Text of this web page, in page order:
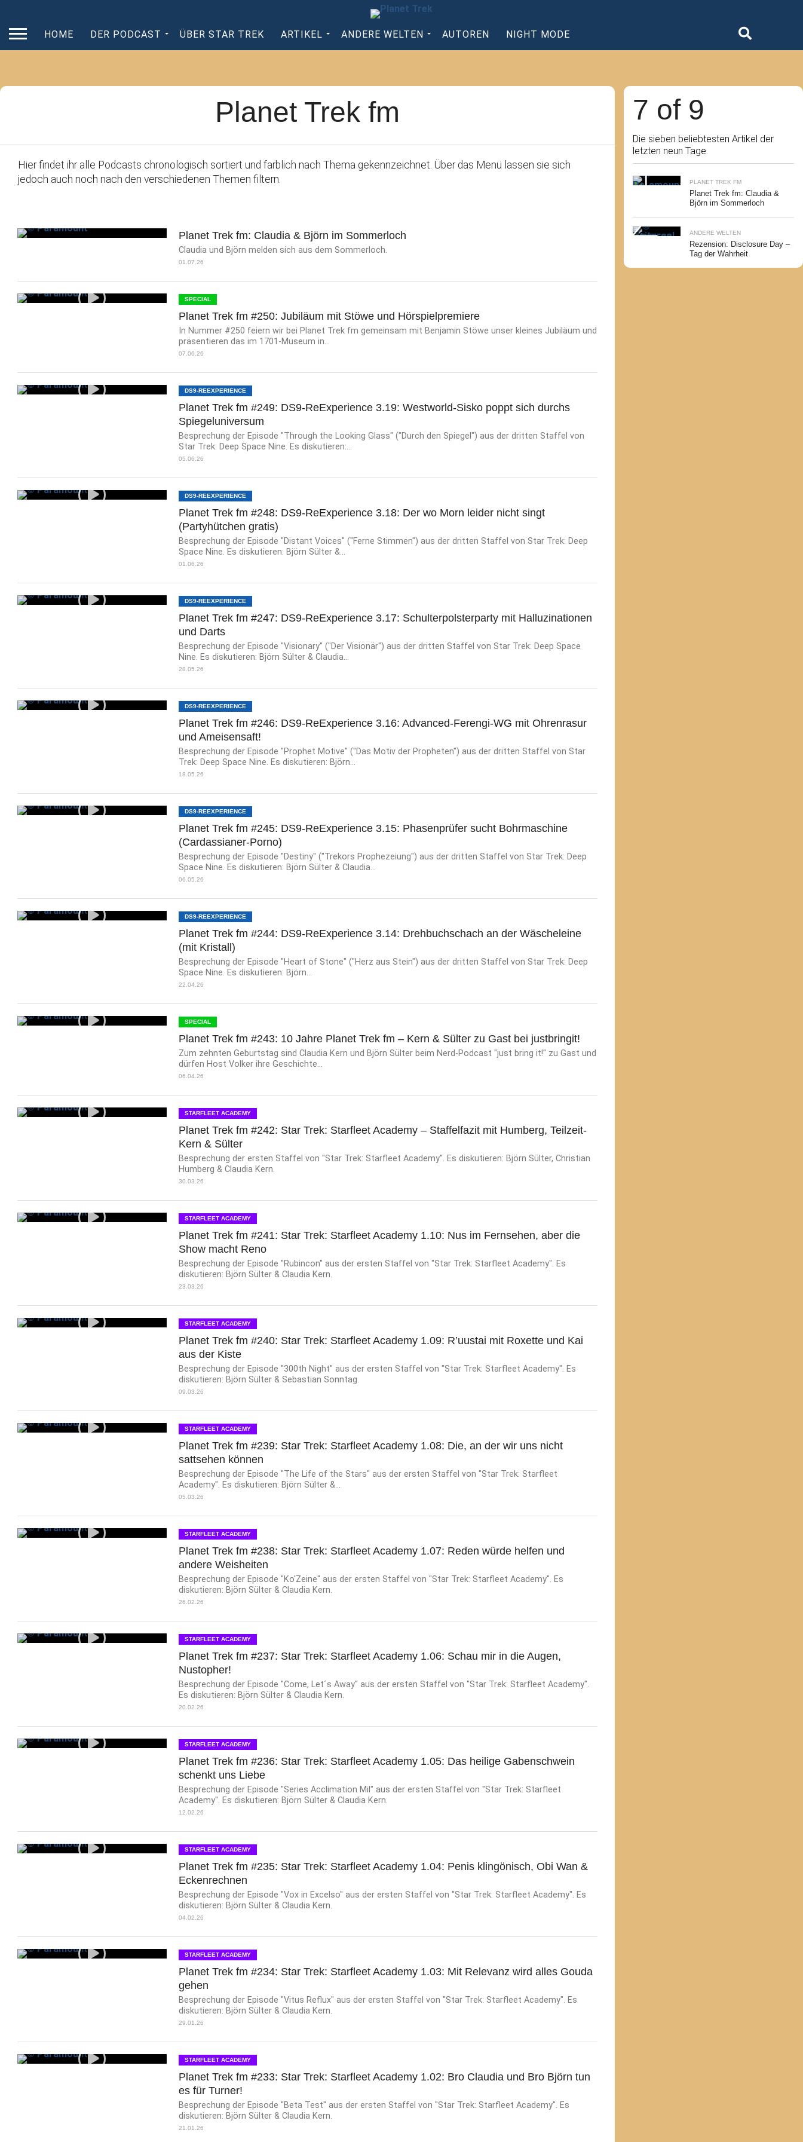
HOME DER PODCAST ÜBER STAR TREK ARTIKEL ANDERE WELTEN AUTOREN NIGHT MODE
Planet Trek fm
Hier findet ihr alle Podcasts chronologisch sortiert und farblich nach Thema gekennzeichnet. Über das Menü lassen sie sich
jedoch auch noch nach den verschiedenen Themen filtern.
Planet Trek fm: Claudia & Björn im Sommerloch
Claudia und Björn melden sich aus dem Sommerloch.
01.07.26
SPECIAL
Planet Trek fm #250: Jubiläum mit Stöwe und Hörspielpremiere
In Nummer #250 feiern wir bei Planet Trek fm gemeinsam mit Benjamin Stöwe unser kleines Jubiläum und
präsentieren das im 1701-Museum in...
07.06.26
DS9-REEXPERIENCE
Planet Trek fm #249: DS9-ReExperience 3.19: Westworld-Sisko poppt sich durchs
Spiegeluniversum
Besprechung der Episode "Through the Looking Glass" ("Durch den Spiegel") aus der dritten Staffel von
Star Trek: Deep Space Nine. Es diskutieren:...
05.06.26
DS9-REEXPERIENCE
Planet Trek fm #248: DS9-ReExperience 3.18: Der wo Morn leider nicht singt
(Partyhütchen gratis)
Besprechung der Episode "Distant Voices" ("Ferne Stimmen") aus der dritten Staffel von Star Trek: Deep
Space Nine. Es diskutieren: Björn Sülter &...
01.06.26
DS9-REEXPERIENCE
Planet Trek fm #247: DS9-ReExperience 3.17: Schulterpolsterparty mit Halluzinationen
und Darts
Besprechung der Episode "Visionary" ("Der Visionär") aus der dritten Staffel von Star Trek: Deep Space
Nine. Es diskutieren: Björn Sülter & Claudia...
28.05.26
DS9-REEXPERIENCE
Planet Trek fm #246: DS9-ReExperience 3.16: Advanced-Ferengi-WG mit Ohrenrasur
und Ameisensaft!
Besprechung der Episode "Prophet Motive" ("Das Motiv der Propheten") aus der dritten Staffel von Star
Trek: Deep Space Nine. Es diskutieren: Björn...
18.05.26
DS9-REEXPERIENCE
Planet Trek fm #245: DS9-ReExperience 3.15: Phasenprüfer sucht Bohrmaschine
(Cardassianer-Porno)
Besprechung der Episode "Destiny" ("Trekors Prophezeiung") aus der dritten Staffel von Star Trek: Deep
Space Nine. Es diskutieren: Björn Sülter & Claudia...
06.05.26
DS9-REEXPERIENCE
Planet Trek fm #244: DS9-ReExperience 3.14: Drehbuchschach an der Wäscheleine
(mit Kristall)
Besprechung der Episode "Heart of Stone" ("Herz aus Stein") aus der dritten Staffel von Star Trek: Deep
Space Nine. Es diskutieren: Björn...
22.04.26
SPECIAL
Planet Trek fm #243: 10 Jahre Planet Trek fm – Kern & Sülter zu Gast bei justbringit!
Zum zehnten Geburtstag sind Claudia Kern und Björn Sülter beim Nerd-Podcast "just bring it!" zu Gast und
dürfen Host Volker ihre Geschichte...
06.04.26
STARFLEET ACADEMY
Planet Trek fm #242: Star Trek: Starfleet Academy – Staffelfazit mit Humberg, Teilzeit-
Kern & Sülter
Besprechung der ersten Staffel von "Star Trek: Starfleet Academy". Es diskutieren: Björn Sülter, Christian
Humberg & Claudia Kern.
30.03.26
STARFLEET ACADEMY
Planet Trek fm #241: Star Trek: Starfleet Academy 1.10: Nus im Fernsehen, aber die
Show macht Reno
Besprechung der Episode "Rubincon" aus der ersten Staffel von "Star Trek: Starfleet Academy". Es
diskutieren: Björn Sülter & Claudia Kern.
23.03.26
STARFLEET ACADEMY
Planet Trek fm #240: Star Trek: Starfleet Academy 1.09: R’uustai mit Roxette und Kai
aus der Kiste
Besprechung der Episode "300th Night" aus der ersten Staffel von "Star Trek: Starfleet Academy". Es
diskutieren: Björn Sülter & Sebastian Sonntag.
09.03.26
STARFLEET ACADEMY
Planet Trek fm #239: Star Trek: Starfleet Academy 1.08: Die, an der wir uns nicht
sattsehen können
Besprechung der Episode "The Life of the Stars" aus der ersten Staffel von "Star Trek: Starfleet
Academy". Es diskutieren: Björn Sülter &...
05.03.26
STARFLEET ACADEMY
Planet Trek fm #238: Star Trek: Starfleet Academy 1.07: Reden würde helfen und
andere Weisheiten
Besprechung der Episode "Ko'Zeine" aus der ersten Staffel von "Star Trek: Starfleet Academy". Es
diskutieren: Björn Sülter & Claudia Kern.
26.02.26
STARFLEET ACADEMY
Planet Trek fm #237: Star Trek: Starfleet Academy 1.06: Schau mir in die Augen,
Nustopher!
Besprechung der Episode "Come, Let´s Away" aus der ersten Staffel von "Star Trek: Starfleet Academy".
Es diskutieren: Björn Sülter & Claudia Kern.
20.02.26
STARFLEET ACADEMY
Planet Trek fm #236: Star Trek: Starfleet Academy 1.05: Das heilige Gabenschwein
schenkt uns Liebe
Besprechung der Episode "Series Acclimation Mil" aus der ersten Staffel von "Star Trek: Starfleet
Academy". Es diskutieren: Björn Sülter & Claudia Kern.
12.02.26
STARFLEET ACADEMY
Planet Trek fm #235: Star Trek: Starfleet Academy 1.04: Penis klingönisch, Obi Wan &
Eckenrechnen
Besprechung der Episode "Vox in Excelso" aus der ersten Staffel von "Star Trek: Starfleet Academy". Es
diskutieren: Björn Sülter & Claudia Kern.
04.02.26
STARFLEET ACADEMY
Planet Trek fm #234: Star Trek: Starfleet Academy 1.03: Mit Relevanz wird alles Gouda
gehen
Besprechung der Episode "Vitus Reflux" aus der ersten Staffel von "Star Trek: Starfleet Academy". Es
diskutieren: Björn Sülter & Claudia Kern.
29.01.26
STARFLEET ACADEMY
Planet Trek fm #233: Star Trek: Starfleet Academy 1.02: Bro Claudia und Bro Björn tun
es für Turner!
Besprechung der Episode "Beta Test" aus der ersten Staffel von "Star Trek: Starfleet Academy". Es
diskutieren: Björn Sülter & Claudia Kern.
21.01.26
7 of 9
Die sieben beliebtesten Artikel der
letzten neun Tage.
PLANET TREK FM
Planet Trek fm: Claudia &
Björn im Sommerloch
ANDERE WELTEN
Rezension: Disclosure Day –
Tag der Wahrheit